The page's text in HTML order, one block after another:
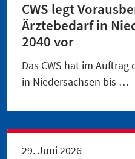
CWS legt
Ärztebedarf in
2040 vor
Das CWS hat im Auftrag
in Niedersachsen bis …
29. Juni 2026